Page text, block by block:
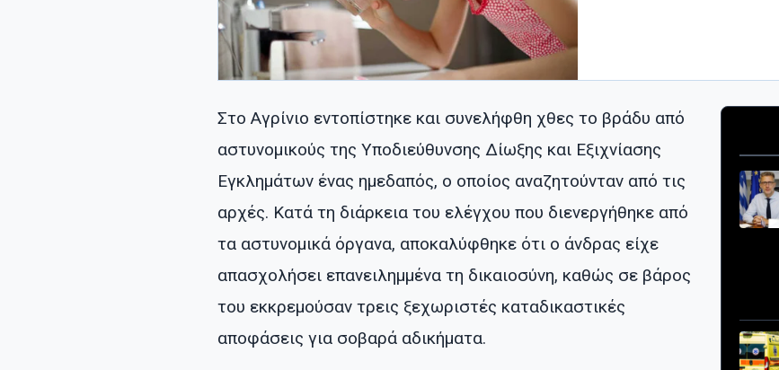
Στο Αγρίνιο εντοπίστηκε και συνελήφθη χθες το βράδυ από
αστυνομικούς της Υποδιεύθυνσης Δίωξης και Εξιχνίασης
Εγκλημάτων ένας ημεδαπός, ο οποίος αναζητούνταν από τις
αρχές. Κατά τη διάρκεια του ελέγχου που διενεργήθηκε από
τα αστυνομικά όργανα, αποκαλύφθηκε ότι ο άνδρας είχε
απασχολήσει επανειλημμένα τη δικαιοσύνη, καθώς σε βάρος
του εκκρεμούσαν τρεις ξεχωριστές καταδικαστικές
αποφάσεις για σοβαρά αδικήματα.